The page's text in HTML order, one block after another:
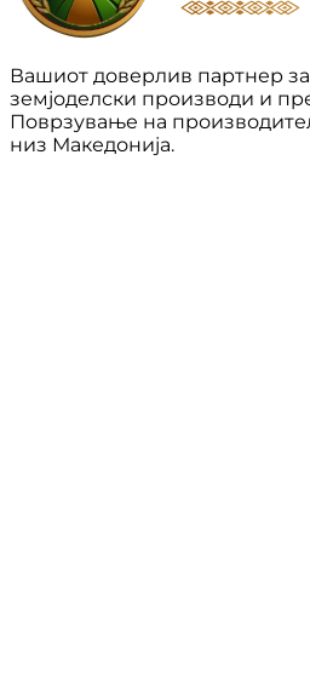
Вашиот доверлив партнер
земјоделски производи и
Поврзување на
низ Македонија.